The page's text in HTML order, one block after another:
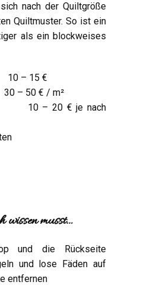
nach der Quiltgröße
Quiltmuster. So ist ein
als ein blockweises
– 15 €
50 € / m²
– 20 € je nach
wissen musst…
und die Rückseite
und lose Fäden auf
entfernen